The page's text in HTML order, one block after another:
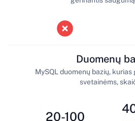
20-100
Duomenų
MySQL duomenų bazių,
svetainėms,